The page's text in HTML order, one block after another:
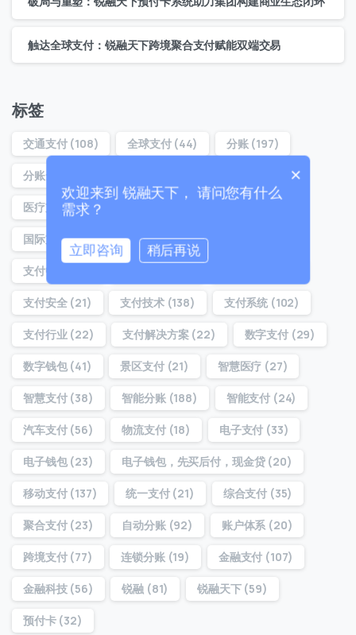
触达全球支付：锐融天下跨境聚合支付赋能双端交易
标签
交通支付(108) 全球支付(44) 分账(197)
分账云
医疗支付(32)
国际支付(37) 对账分账(21)
支付中台
支付安全(21) 支付技术(138) 支付系统 (102)
支付行业(22) 支付解决方案(22) 数字支付(29)
数字钱包(41) 景区支付(21) 智慧医疗 (27)
智慧支付(38) 智能分账(188) 智能支付 (24)
汽车支付(56) 物流支付(18) 电子支付 (33)
电子钱包(23) 电子钱包，先买后付，现金贷(20)
移动支付(137) 统一支付(21) 综合支付 (35)
聚合支付(23) 自动分账(92) 账户体系 (20)
跨境支付(77) 连锁分账(19) 金融支付 (107)
金融科技(56) 锐融 (81) 锐融天下(59)
预付卡(32)
我们的团队会尽快回复。
0 / 180
首次进入页面
访问历史
提交
我们通常的回复时间：30 分钟内
×
欢迎来到 锐融天下， 请问您有什么
需求？
立即咨询 稍后再说